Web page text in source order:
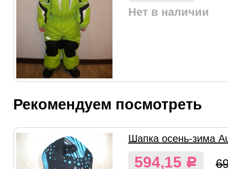
Нет в наличии
Рекомендуем посмотреть
Шапка осень-зима
594,15 Р